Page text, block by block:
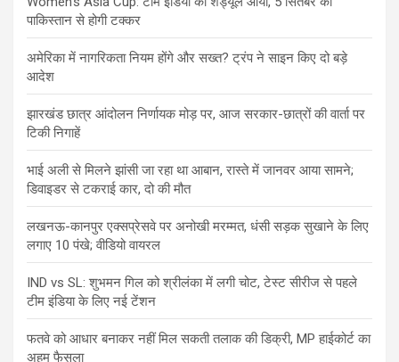
पाकिस्तान से होगी टक्कर
अमेरिका में नागरिकता नियम होंगे और सख्त? ट्रंप ने साइन किए दो बड़े
आदेश
झारखंड छात्र आंदोलन निर्णायक मोड़ पर, आज सरकार-छात्रों की वार्ता पर
टिकी निगाहें
भाई अली से मिलने झांसी जा रहा था आबान, रास्ते में जानवर आया सामने;
डिवाइडर से टकराई कार, दो की मौत
लखनऊ-कानपुर एक्सप्रेसवे पर अनोखी मरम्मत, धंसी सड़क सुखाने के लिए
लगाए 10 पंखे; वीडियो वायरल
IND vs SL: शुभमन गिल को श्रीलंका में लगी चोट, टेस्ट सीरीज से पहले
टीम इंडिया के लिए नई टेंशन
फतवे को आधार बनाकर नहीं मिल सकती तलाक की डिक्री, MP हाईकोर्ट का
अहम फैसला